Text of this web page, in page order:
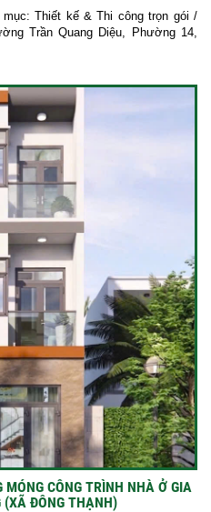
Thiết kế & Thi công trọn gói /
Trần Quang Diệu, Phường 14,
CÔNG TRÌNH NHÀ Ở GIA
ĐÔNG THẠNH)